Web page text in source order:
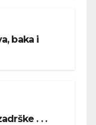
baka i
. . .